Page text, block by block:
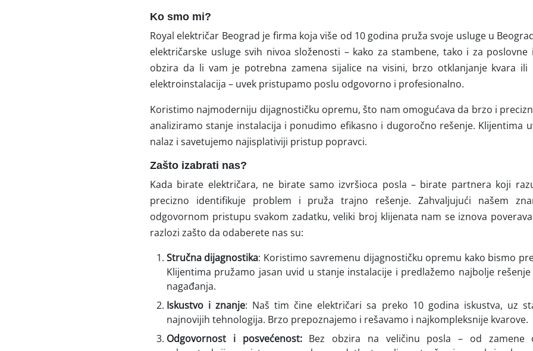
Ko smo mi?
Royal električar Beograd je firma koja više od 10 godina pruža svoje usluge u
električarske usluge svih nivoa složenosti – kako za stambene, tako i za
obzira da li vam je potrebna zamena sijalice na visini, brzo otklanjanje kvara ili
elektroinstalacija – uvek pristupamo poslu odgovorno i profesionalno.
Koristimo najmoderniju dijagnostičku opremu, što nam omogućava da brzo i
analiziramo stanje instalacija i ponudimo efikasno i dugoročno rešenje. Klijentima
nalaz i savetujemo najisplativiji pristup popravci.
Zašto izabrati nas?
Kada birate električara, ne birate samo izvršioca posla – birate partnera koji
precizno identifikuje problem i pruža trajno rešenje. Zahvaljujući našem
odgovornom pristupu svakom zadatku, veliki broj klijenata nam se iznova
razlozi zašto da odaberete nas su:
Stručna dijagnostika: Koristimo savremenu dijagnostičku opremu kako bismo
Klijentima pružamo jasan uvid u stanje instalacije i predlažemo najbolje
nagađanja.
Iskustvo i znanje: Naš tim čine električari sa preko 10 godina iskustva, uz
najnovijih tehnologija. Brzo prepoznajemo i rešavamo i najkompleksnije kvarove.
Odgovornost i posvećenost:Bez obzira na veličinu posla – od zamene